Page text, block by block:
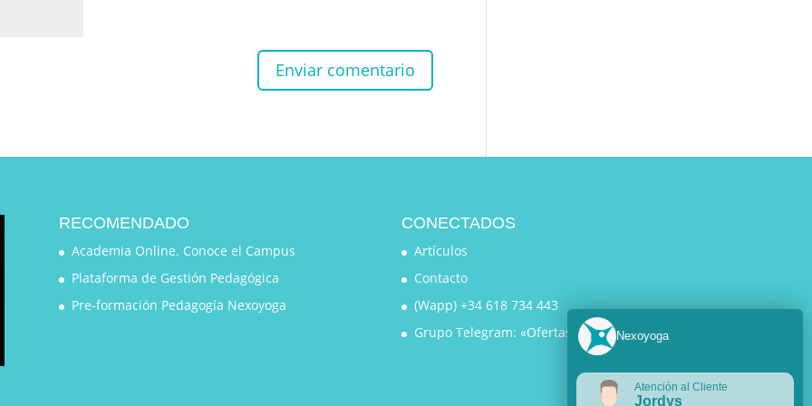
RECOMENDADO
Academia Online. Conoce el Campus
Plataforma de Gestión Pedagógica
Pre-formación Pedagogía Nexoyoga
CONECTADOS
Artículos
Contacto
(Wapp) +34 618 734 443
Grupo Telegram: «Ofertas Exclusivas»Nexoyoga
Atención al Cliente
Jordys